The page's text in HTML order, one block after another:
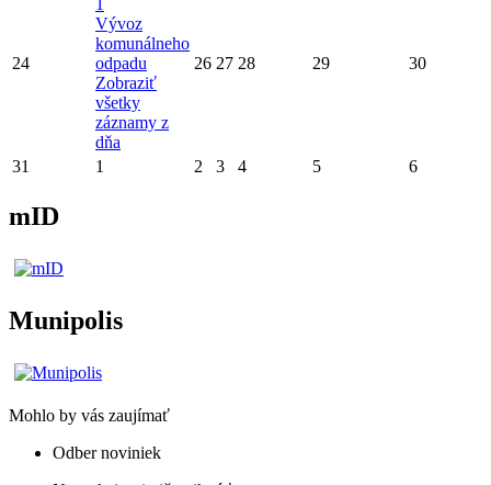
24
1
Vývoz
komunálneho
odpadu
Zobraziť
všetky
záznamy z
dňa
26 27 28 29 30
31 1 2 3 4 5 6
mID
Munipolis
Mohlo by vás zaujímať
Odber noviniek